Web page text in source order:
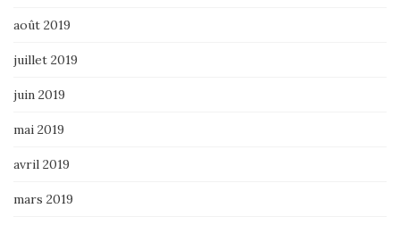
août 2019
juillet 2019
juin 2019
mai 2019
avril 2019
mars 2019